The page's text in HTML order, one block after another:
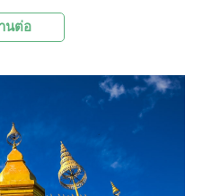
างธรรมชาติอันอุดม
จึงทำให้ที่นี่กลายเป็นดิน
นต่อ